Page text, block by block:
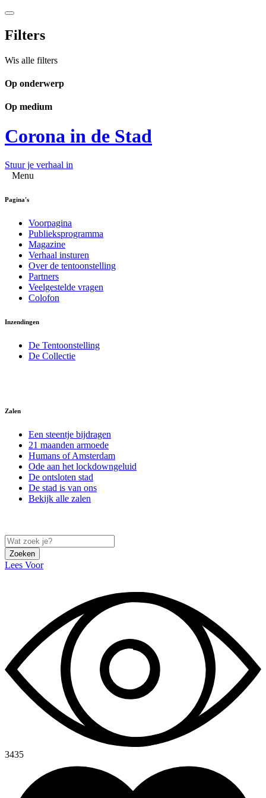
Filters
Wis alle filters
Op onderwerp
Op medium
Corona in de Stad
Stuur je verhaal in
Menu
Pagina's
Voorpagina
Publieksprogramma
Magazine
Verhaal insturen
Over de tentoonstelling
Partners
Veelgestelde vragen
Colofon
Inzendingen
De Tentoonstelling
De Collectie
Zalen
Een steentje bijdragen
21 maanden armoede
Humans of Amsterdam
Ode aan het lockdowngeluid
De ontsloten stad
De stad is van ons
Bekijk alle zalen
Zoeken
Lees Voor
3435